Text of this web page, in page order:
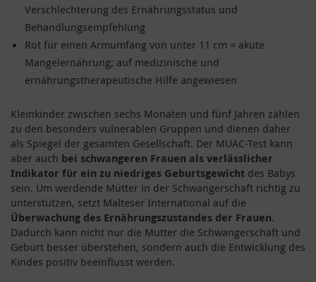
Verschlechterung des Ernährungsstatus und
Behandlungsempfehlung
Rot für einen Armumfang von unter 11 cm = akute
Mangelernährung; auf medizinische und
ernährungstherapeutische Hilfe angewiesen
Kleinkinder zwischen sechs Monaten und fünf Jahren zählen
zu den besonders vulnerablen Gruppen und dienen daher
als Spiegel der gesamten Gesellschaft. Der MUAC-Test kann
aber auch bei schwangeren Frauen als verlässlicher
Indikator für ein zu niedriges Geburtsgewicht des Babys
sein. Um werdende Mütter in der Schwangerschaft richtig zu
unterstützen, setzt Malteser International auf die
Überwachung des Ernährungszustandes der Frauen.
Dadurch kann nicht nur die Mutter die Schwangerschaft und
Geburt besser überstehen, sondern auch die Entwicklung des
Kindes positiv beeinflusst werden.